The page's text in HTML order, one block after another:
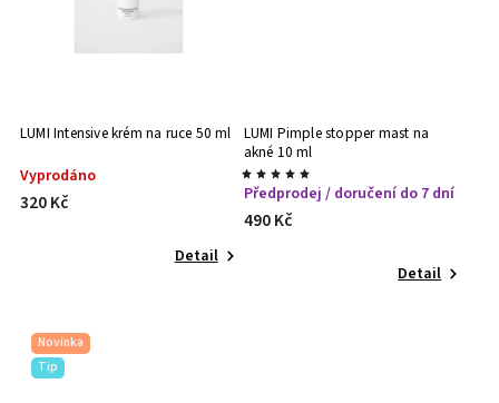
LUMI Intensive krém na ruce 50 ml
Vyprodáno
320 Kč
Detail
LUMI Pimple stopper mast na
akné 10 ml
Předprodej / doručení do 7 dní
490 Kč
Detail
Novinka
Tip